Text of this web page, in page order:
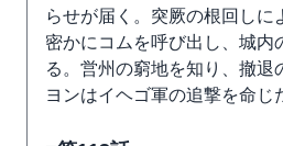
らせが届く。突厥の根回しに
密かにコムを呼び出し、城
る。営州の窮地を知り、撤
ヨンはイヘゴ軍の追撃を命じ